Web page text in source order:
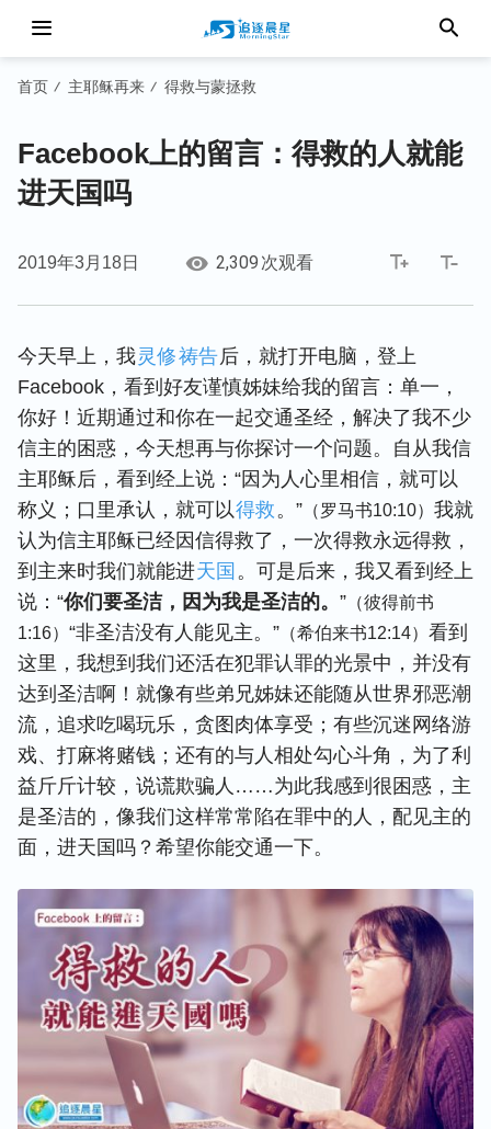
首页 / 主耶稣再来 / 得救与蒙拯救
Facebook上的留言：得救的人就能
进天国吗
2019年3月18日 2,309 次观看
今天早上，我灵修祷告后，就打开电脑，登上
Facebook，看到好友谨慎姊妹给我的留言：单一，
你好！近期通过和你在一起交通圣经，解决了我不少
信主的困惑，今天想再与你探讨一个问题。自从我信
主耶稣后，看到经上说：“因为人心里相信，就可以
称义；口里承认，就可以得救。” （罗马书10:10） 我就
认为信主耶稣已经因信得救了，一次得救永远得救，
到主来时我们就能进天国 。可是后来，我又看到经上
说：“你们要圣洁，因为我是圣洁的。 ” （彼得前书
1:16） “非圣洁没有人能见主。” （希伯来书12:14） 看到
这里，我想到我们还活在犯罪认罪的光景中，并没有
达到圣洁啊！就像有些弟兄姊妹还能随从世界邪恶潮
流，追求吃喝玩乐，贪图肉体享受；有些沉迷网络游
戏、打麻将赌钱；还有的与人相处勾心斗角，为了利
益斤斤计较，说谎欺骗人……为此我感到很困惑，主
是圣洁的，像我们这样常常陷在罪中的人，配见主的
面，进天国吗？希望你能交通一下。